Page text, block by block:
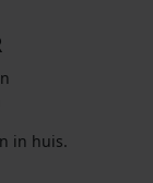
in huis.